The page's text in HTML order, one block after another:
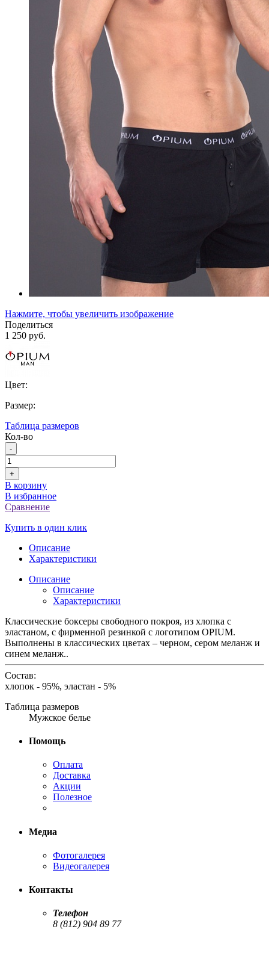
Нажмите, чтобы увеличить изображение
Поделиться
1 250 руб.
Цвет:
Размер:
Таблица размеров
Кол-во
-
+
В корзину
В избранное
Сравнение
Купить в один клик
Описание
Характеристики
Описание
Описание
Характеристики
Классические боксеры свободного покроя, из хлопка с
эластаном, с фирменной резинкой с логотипом OPIUM.
Выполнены в классических цветах – черном, сером меланж и
синем меланж..
Состав:
хлопок - 95%, эластан - 5%
Таблица размеров
Мужское белье
Помощь
Оплата
Доставка
Акции
Полезное
Медиа
Фотогалерея
Видеогалерея
Контакты
Телефон
8 (812) 904 89 77